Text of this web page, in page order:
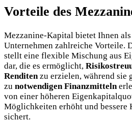
Vorteile des
Mezzanine-Kapital bietet Ihnen
Unternehmen zahlreiche Vorteile.
stellt eine flexible Mischung aus
dar, die es ermöglicht,
Renditenzu erzielen, während sie
zu notwendigen Finanzmitteln
von einer höheren
Möglichkeiten erhöht und bessere
sichert.